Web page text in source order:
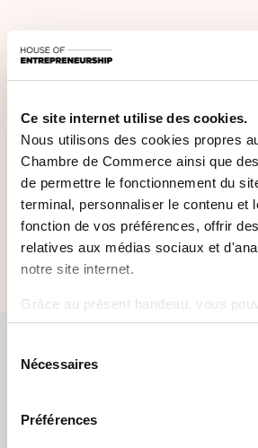
Ce site internet utilise des cookies.
Nous utilisons des cookies propres
Chambre de Commerce ainsi que
de permettre le fonctionnement du
terminal, personnaliser le contenu et
fonction de vos préférences, offrir
relatives aux médias sociaux et
notre site internet.
Grâce au présent bandeau, vous
refuser ou configurer les cookies
à l’exception des cookies
fonctionnement du site. Une
dessus.
Nécessaires
Préférences